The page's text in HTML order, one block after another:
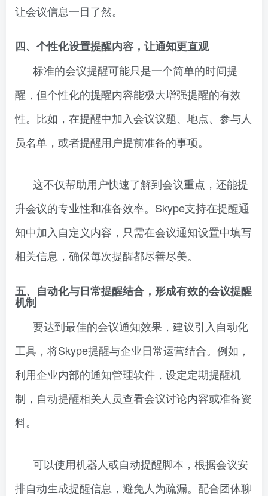
让会议信息一目了然。
四、个性化设置提醒内容，让通知更直观
标准的会议提醒可能只是一个简单的时间提
醒，但个性化的提醒内容能极大增强提醒的有效
性。比如，在提醒中加入会议议题、地点、参与人
员名单，或者提醒用户提前准备的事项。
这不仅帮助用户快速了解到会议重点，还能提
升会议的专业性和准备效率。Skype支持在提醒通
知中加入自定义内容，只需在会议通知设置中填写
相关信息，确保每次提醒都尽善尽美。
五、自动化与日常提醒结合，形成有效的会议提醒
机制
要达到最佳的会议通知效果，建议引入自动化
工具，将Skype提醒与企业日常运营结合。例如，
利用企业内部的通知管理软件，设定定期提醒机
制，自动提醒相关人员查看会议讨论内容或准备资
料。
可以使用机器人或自动提醒脚本，根据会议安
排自动生成提醒信息，避免人为疏漏。配合团体聊